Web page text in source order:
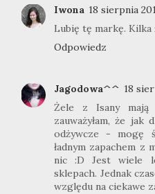
Iwona 18 sierpnia
Lubię tę markę. Kilka
Odpowiedz
Jagodowa^^ 18
Żele z Isany mają
zauważyłam, że jak
odżywcze - mogę
ładnym zapachem z
nic :D Jest wiele
sklepach. Jednak
względu na ciekawe